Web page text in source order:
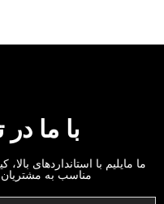
با ما
ما مایلیم با استانداردهای
مناسب به